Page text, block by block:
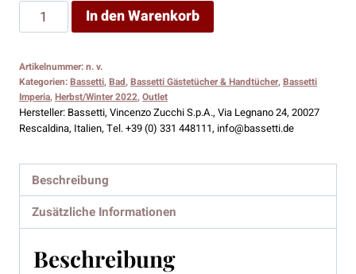
Bassetti
Gästetuch
B1
40x60
Menge
In den Warenkorb
Artikelnummer:n. v.
Kategorien:Bassetti,Bad,Bassetti Gästetücher & Handtücher,Bassetti
Imperia,Herbst/Winter 2022,Outlet
Hersteller: Bassetti, Vincenzo Zucchi S.p.A., Via Legnano 24, 20027
Rescaldina, Italien, Tel. +39 (0) 331 448111, info@bassetti.de
Beschreibung
Zusätzliche Informationen
Beschreibung